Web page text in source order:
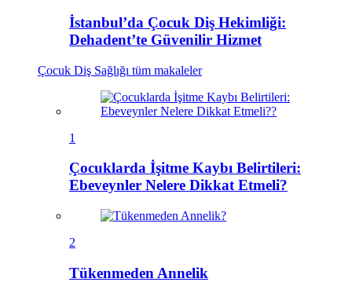
İstanbul’da Çocuk Diş Hekimliği:
Dehadent’te Güvenilir Hizmet
Çocuk Diş Sağlığı tüm makaleler
1
Çocuklarda İşitme Kaybı Belirtileri:
Ebeveynler Nelere Dikkat Etmeli?
2
Tükenmeden Annelik